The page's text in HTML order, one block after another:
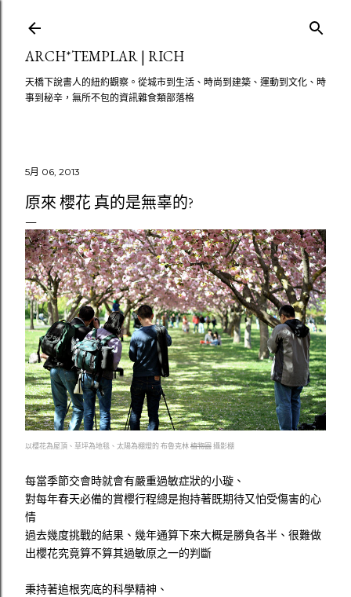
ARCH*TEMPLAR | RICH
天橋下說書人的紐約觀察。從城市到生活、時尚到建築、運動到文化、時
事到秘辛，無所不包的資訊雜食類部落格
5月 06, 2013
原來 櫻花 真的是無辜的?
以櫻花為屋頂、草坪為地毯、太陽為棚燈的 布魯克林植物園攝影棚
每當季節交會時就會有嚴重過敏症狀的小璇、
對每年春天必備的賞櫻行程總是抱持著既期待又怕受傷害的心
情
過去幾度挑戰的結果、幾年通算下來大概是勝負各半、很難做
出櫻花究竟算不算其過敏原之一的判斷
秉持著追根究底的科學精神、